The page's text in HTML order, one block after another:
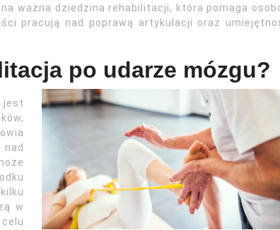
ważna dziedzina rehabilitacji, która pomaga
pracują nad poprawą artykulacji oraz
po udarze mózgu?
jest
w